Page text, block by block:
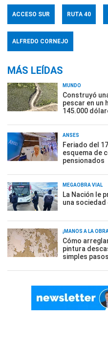
ACCESO SUR RUTA 40
ALFREDO CORNEJO
MÁS LEÍDAS
MUNDO
Construyó
pescar en un
145.000
ANSES
Feriado del
esquema de
pensionados
MEGAOBRA VIAL
La Nación le
una sociedad
¡MANOS A LA
Cómo
pintura
simples pasos